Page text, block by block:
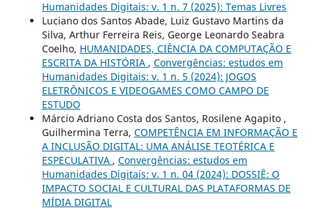
Humanidades Digitais: v. 1 n. 7 (2025): Temas Livres
Luciano dos Santos Abade, Luiz Gustavo Martins da
Silva, Arthur Ferreira Reis, George Leonardo Seabra
Coelho, HUMANIDADES, CIÊNCIA DA COMPUTAÇÃO E
ESCRITA DA HISTÓRIA , Convergências: estudos em
Humanidades Digitais: v. 1 n. 5 (2024): JOGOS
ELETRÔNICOS E VIDEOGAMES COMO CAMPO DE
ESTUDO
Márcio Adriano Costa dos Santos, Rosilene Agapito ,
Guilhermina Terra, COMPETÊNCIA EM INFORMAÇÃO E
A INCLUSÃO DIGITAL: UMA ANÁLISE TEOTÉRICA E
ESPECULATIVA , Convergências: estudos em
Humanidades Digitais: v. 1 n. 04 (2024): DOSSIÊ: O
IMPACTO SOCIAL E CULTURAL DAS PLATAFORMAS DE
MÍDIA DIGITAL